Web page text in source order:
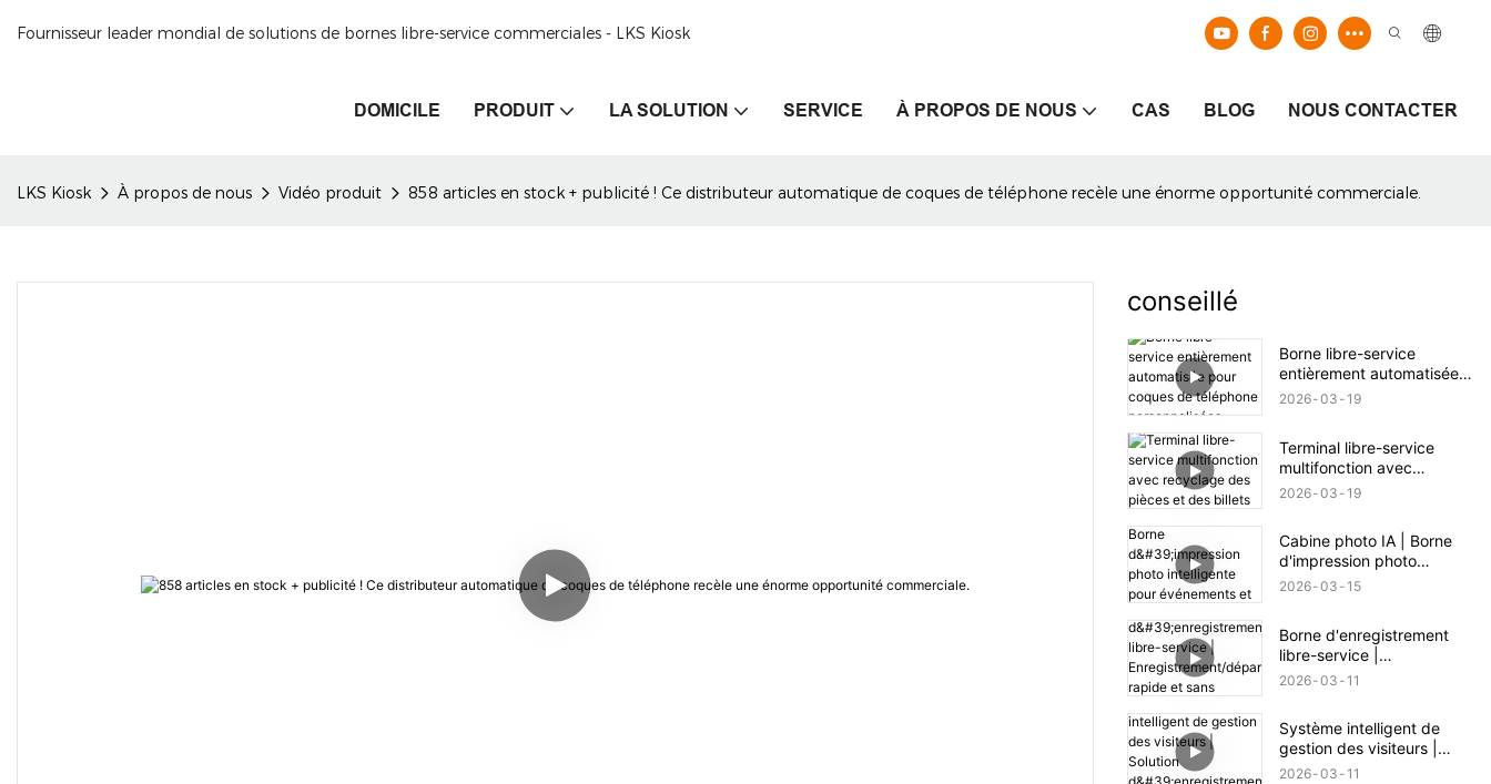
Fournisseur leader mondial de solutions de bornes libre-service commerciales - LKS Kiosk
DOMICILE PRODUIT LA SOLUTION SERVICE À PROPOS DE NOUS CAS BLOG NOUS CONTACTER
LKS Kiosk À propos de nous Vidéo produit 858 articles en stock + publicité ! Ce distributeur automatique de coques de téléphone recèle une énorme opportunité commerciale.
conseillé
Borne libre-service
entièrement automatisée
pour coques de téléphone
2026 03 19
Terminal libre-service
multifonction avec
recyclage des pièces et
2026 03 19
Cabine photo IA | Borne
d'impression photo
intelligente pour
2026 03 15
Borne d'enregistrement
libre-service |
Enregistrement/départ
2026 03 11
Système intelligent de
gestion des visiteurs |
Solution d'enregistrement
2026 03 11